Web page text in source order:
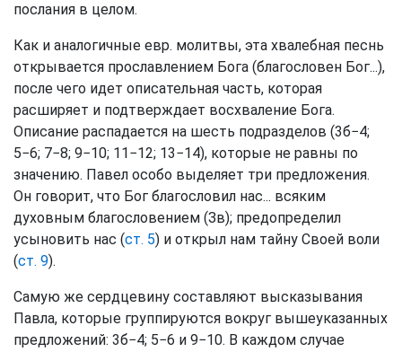
послания в целом.
Как и аналогичные евр. молитвы, эта хвалебная песнь
открывается прославлением Бога (благословен Бог...),
после чего идет описательная часть, которая
расширяет и подтверждает восхваление Бога.
Описание распадается на шесть подразделов (3б−4;
5−6; 7−8; 9−10; 11−12; 13−14), которые не равны по
значению. Павел особо выделяет три предложения.
Он говорит, что Бог благословил нас... всяким
духовным благословением (Зв); предопределил
усыновить нас (ст. 5) и открыл нам тайну Своей воли
(ст. 9).
Самую же сердцевину составляют высказывания
Павла, которые группируются вокруг вышеуказанных
предложений: 3б−4; 5−6 и 9−10. В каждом случае